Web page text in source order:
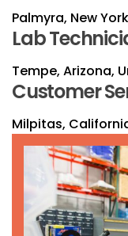
Palmyra, New
Lab
Tempe, Arizona,
Customer
Milpitas,